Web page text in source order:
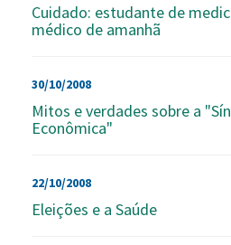
Cuidado: estudante de
médico de amanh
30/10/2008
Mitos e verdades sobre a
Econômica"
22/10/2008
Eleições e a Saúde